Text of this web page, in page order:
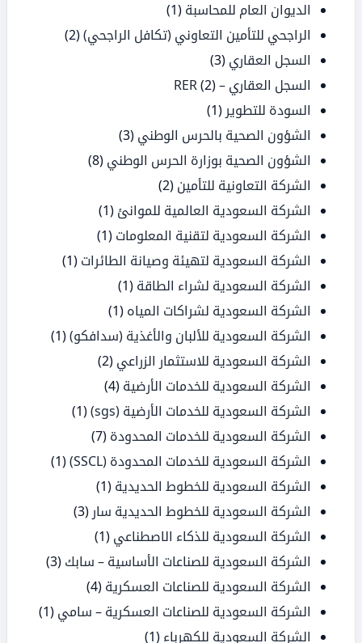
الديوان العام للمحاسبة (1)
الراجحي للتأمين التعاوني (تكافل الراجحي)(2)
السجل العقاري (3)
السجل العقاري – RER(2)
السودة للتطوير (1)
الشؤون الصحية بالحرس الوطني (3)
الشؤون الصحية بوزارة الحرس الوطني (8)
الشركة التعاونية للتأمين (2)
الشركة السعودية العالمية للموانئ (1)
الشركة السعودية لتقنية المعلومات (1)
الشركة السعودية لتهيئة وصيانة الطائرات (1)
الشركة السعودية لشراء الطاقة (1)
الشركة السعودية لشراكات المياه (1)
الشركة السعودية للألبان والأغذية (سدافكو)(1)
الشركة السعودية للاستثمار الزراعي (2)
الشركة السعودية للخدمات الأرضية (4)
الشركة السعودية للخدمات الأرضية (sgs)
(1)
الشركة السعودية للخدمات المحدودة (7)
الشركة السعودية للخدمات المحدودة (SSCL)
(1)
الشركة السعودية للخطوط الحديدية (1)
الشركة السعودية للخطوط الحديدية سار (3)
الشركة السعودية للذكاء الاصطناعي (1)
الشركة السعودية للصناعات الأساسية – سابك (3)
الشركة السعودية للصناعات العسكرية (4)
الشركة السعودية للصناعات العسكرية – سامي (1)
الشركة السعودية للكهرباء (1)